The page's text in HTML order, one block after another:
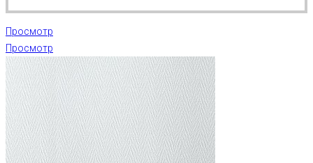
Просмотр
Просмотр